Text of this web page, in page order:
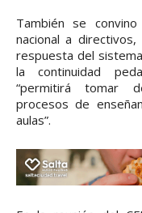
También se
nacional a
respuesta del
la continuidad
“permitirá tomar
procesos de
aulas”.